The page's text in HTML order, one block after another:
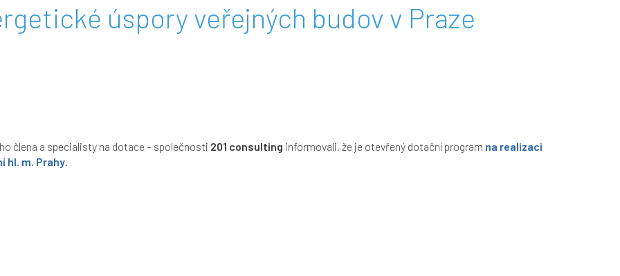
úspory veřejných budov v Praze
člena a specialisty na dotace – společnosti 201 consulting informovali, že je otevřený dotační program na realizaci
hl. m. Prahy.